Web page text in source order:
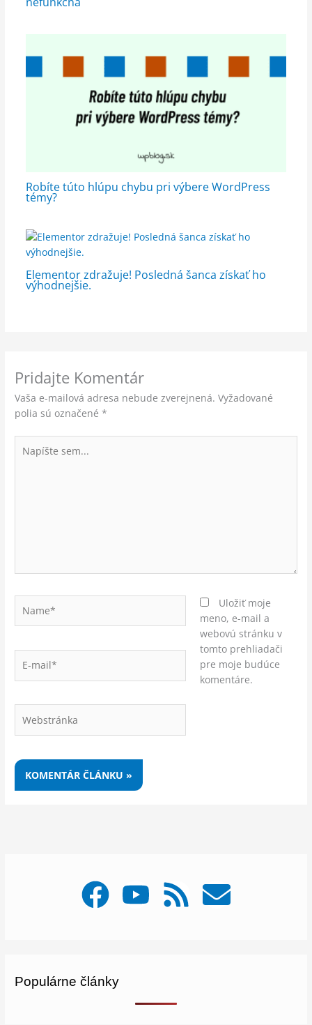
Robíte túto hlúpu chybu pri výbere WordPress
témy?
Elementor zdražuje! Posledná šanca získať ho
výhodnejšie.
Pridajte Komentár
Vaša e-mailová adresa nebude zverejnená. Vyžadované
polia sú označené*
sem...
mail*
Uložiť moje
meno, e-mail a
webovú stránku v
tomto prehliadači
pre moje budúce
komentáre.
F
e
Y
u
R E
Populárne články